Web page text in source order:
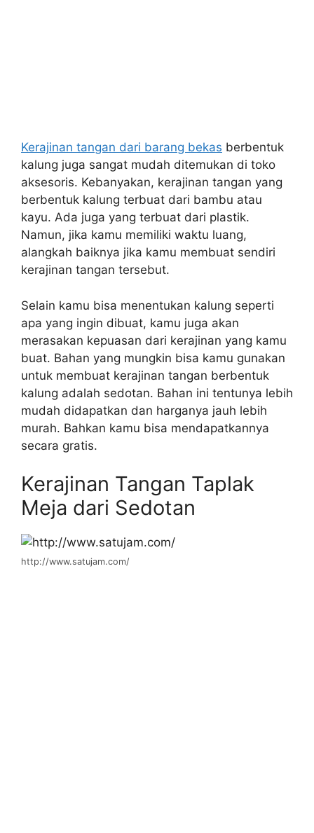
Kerajinan tangan dari barang bekas berbentuk
kalung juga sangat mudah ditemukan di toko
aksesoris. Kebanyakan, kerajinan tangan yang
berbentuk kalung terbuat dari bambu atau
kayu. Ada juga yang terbuat dari plastik.
Namun, jika kamu memiliki waktu luang,
alangkah baiknya jika kamu membuat sendiri
kerajinan tangan tersebut.
Selain kamu bisa menentukan kalung seperti
apa yang ingin dibuat, kamu juga akan
merasakan kepuasan dari kerajinan yang kamu
buat. Bahan yang mungkin bisa kamu gunakan
untuk membuat kerajinan tangan berbentuk
kalung adalah sedotan. Bahan ini tentunya lebih
mudah didapatkan dan harganya jauh lebih
murah. Bahkan kamu bisa mendapatkannya
secara gratis.
Kerajinan Tangan Taplak
Meja dari Sedotan
http://www.satujam.com/